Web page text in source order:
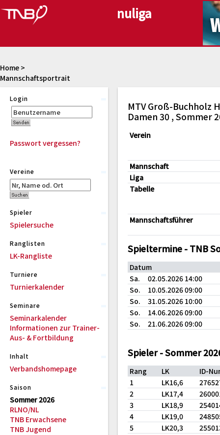
Mannschaftsportrait
Home >
Login
Passwort vergessen?
Vereine
Spieler
Spielersuche
Ranglisten
LK-Rangliste
Turniere
Turnierkalender
Seminare
Seminarkalender
Informationen zur Trainer-
Aus- & Fortbildung
Inhalt
Verbandshomepage
Saison
Sommer 2026
RLNO/NL
TNB Erwachsene
TNB Jugend
MTV Groß-Buchholz
Damen 30 , Sommer
Verein
Mannschaft
Liga
Tabelle
Mannschaftsführer
Spieltermine - TNB
Datum
Sa.
02.05.2026 14:00
So.
10.05.2026 09:00
So.
31.05.2026 10:00
So.
14.06.2026 09:00
So.
21.06.2026 09:00
Spieler - Sommer
Rang LK
ID-
1
LK16,6
2
LK17,4
3
LK18,9
4
LK19,0
5
LK20,3